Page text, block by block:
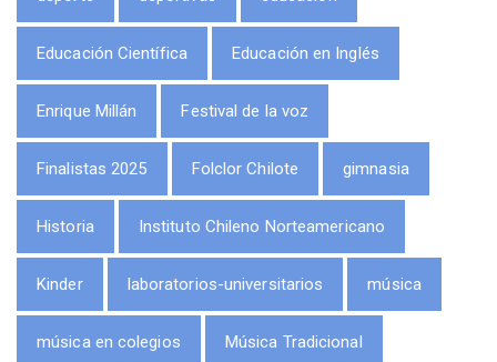
Educación Científica Educación en Inglés
Enrique Millán Festival de la voz
Finalistas 2025 Folclor Chilote gimnasia
Historia Instituto Chileno Norteamericano
Kinder laboratorios-universitarios música
música en colegios Música Tradicional